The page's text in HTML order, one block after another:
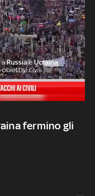
fermino gli